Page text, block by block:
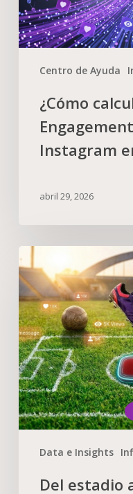
Centro de Ayuda
¿Cómo
Instagram
abril 29, 2026
Data e Insights
Del estadio